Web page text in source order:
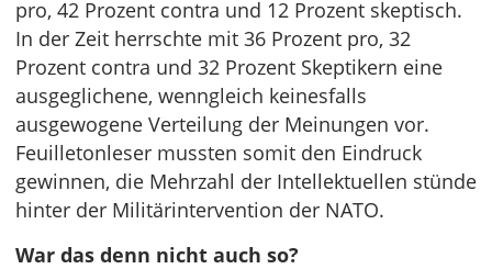
pro, 42 Prozent contra und 12 Prozent skeptisch.
In der Zeit herrschte mit 36 Prozent pro, 32
Prozent contra und 32 Prozent Skeptikern eine
ausgeglichene, wenngleich keinesfalls
ausgewogene Verteilung der Meinungen vor.
Feuilletonleser mussten somit den Eindruck
gewinnen, die Mehrzahl der Intellektuellen stünde
hinter der Militärintervention der NATO.
War das denn nicht auch so?